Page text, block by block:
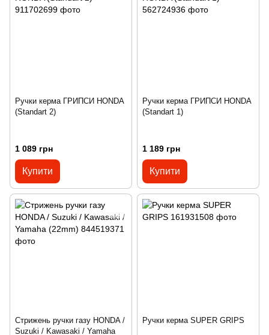
Ручки керма ГРИПСИ HONDA
(Standart 2)
1 089 грн
Купити
Ручки керма ГРИПСИ HONDA
(Standart 1)
1 189 грн
Купити
Стрижень ручки газу HONDA /
Suzuki / Kawasaki / Yamaha
Ручки керма SUPER GRIPS